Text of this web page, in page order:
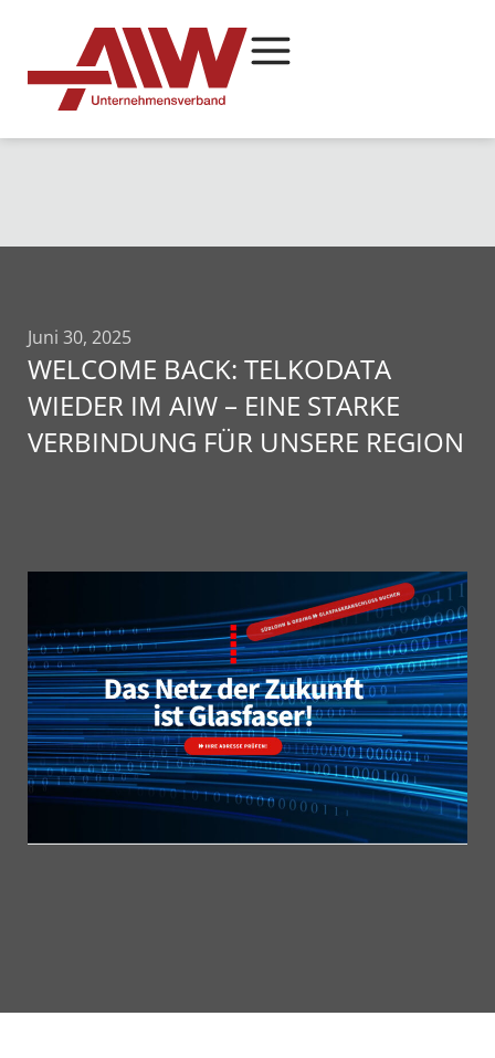
Juni 30, 2025
WELCOME BACK: TELKODATA
WIEDER IM AIW – EINE STARKE
VERBINDUNG FÜR UNSERE REGION